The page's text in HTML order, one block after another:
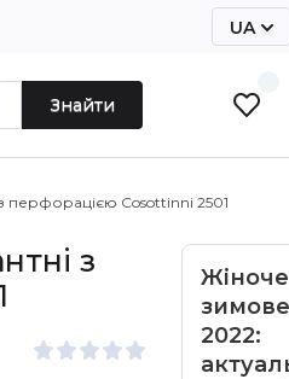
UA
Знайти
з перфорацією Cosottinni 2501
з
Жіноче
2022: